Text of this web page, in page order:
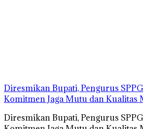
Diresmikan Bupati, Pengurus
Komitmen Jaga Mutu dan Kualitas
Diresmikan Bupati, Pengurus